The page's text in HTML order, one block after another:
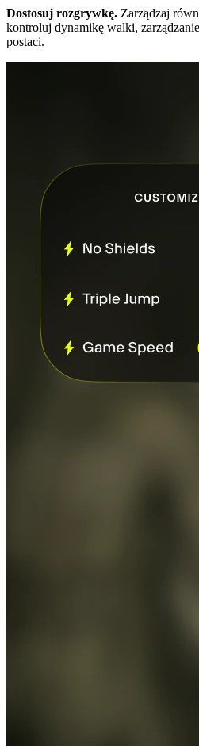
Dostosuj rozgrywkę. Zarządzaj
kontroluj dynamikę walki,
postaci.